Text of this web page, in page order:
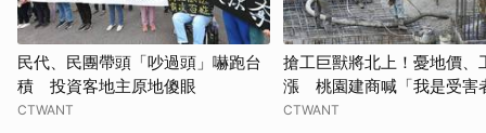
民代、民團帶頭「吵過頭」嚇跑台
積 投資客地主原地傻眼
CTWANT
搶工巨獸將北上！憂地價、
漲 桃園建商喊「我是受害
CTWANT